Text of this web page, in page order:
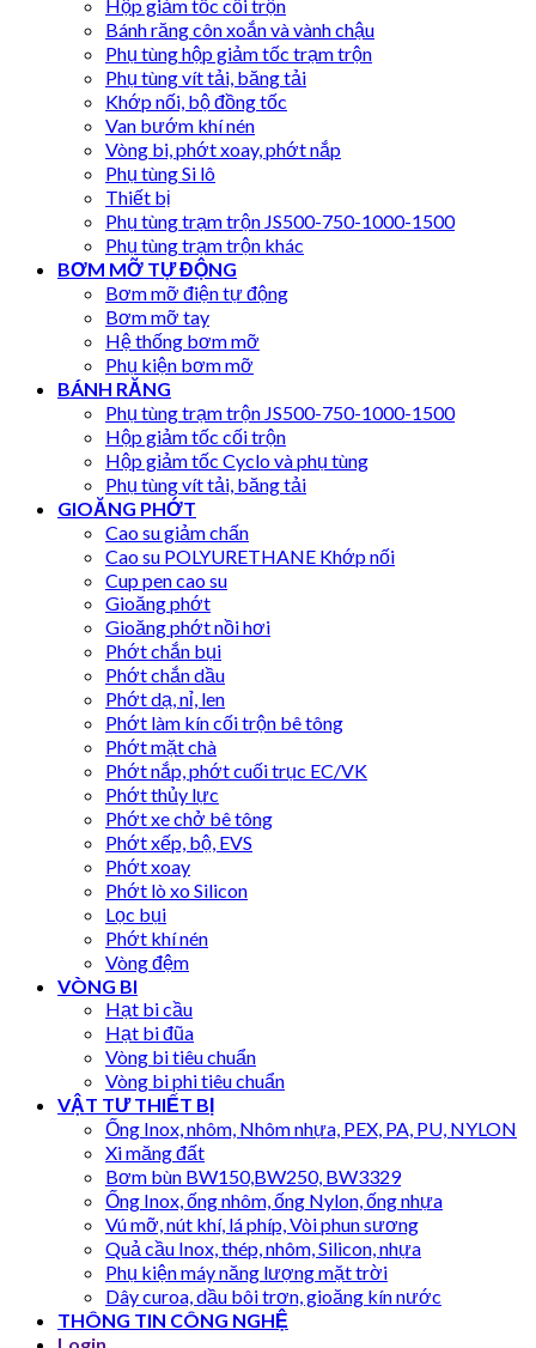
Hộp giảm tốc cối trộn
Bánh răng côn xoắn và vành chậu
Phụ tùng hộp giảm tốc trạm trộn
Phụ tùng vít tải, băng tải
Khớp nối, bộ đồng tốc
Van bướm khí nén
Vòng bi, phớt xoay, phớt nắp
Phụ tùng Si lô
Thiết bị
Phụ tùng trạm trộn JS500-750-1000-1500
Phụ tùng trạm trộn khác
BƠM MỠ TỰ ĐỘNG
Bơm mỡ điện tự động
Bơm mỡ tay
Hệ thống bơm mỡ
Phụ kiện bơm mỡ
BÁNH RĂNG
Phụ tùng trạm trộn JS500-750-1000-1500
Hộp giảm tốc cối trộn
Hộp giảm tốc Cyclo và phụ tùng
Phụ tùng vít tải, băng tải
GIOĂNG PHỚT
Cao su giảm chấn
Cao su POLYURETHANE Khớp nối
Cup pen cao su
Gioăng phớt
Gioăng phớt nồi hơi
Phớt chắn bụi
Phớt chắn dầu
Phớt dạ, nỉ, len
Phớt làm kín cối trộn bê tông
Phớt mặt chà
Phớt nắp, phớt cuối trục EC/VK
Phớt thủy lực
Phớt xe chở bê tông
Phớt xếp, bộ, EVS
Phớt xoay
Phớt lò xo Silicon
Lọc bụi
Phớt khí nén
Vòng đệm
VÒNG BI
Hạt bi cầu
Hạt bi đũa
Vòng bi tiêu chuẩn
Vòng bi phi tiêu chuẩn
VẬT TƯ THIẾT BỊ
Ống Inox, nhôm, Nhôm nhựa, PEX, PA, PU, NYLON
Xi măng đất
Bơm bùn BW150,BW250, BW3329
Ống Inox, ống nhôm, ống Nylon, ống nhựa
Vú mỡ, nút khí, lá phíp, Vòi phun sương
Quả cầu Inox, thép, nhôm, Silicon, nhựa
Phụ kiện máy năng lượng mặt trời
Dây curoa, dầu bôi trơn, gioăng kín nước
THÔNG TIN CÔNG NGHỆ